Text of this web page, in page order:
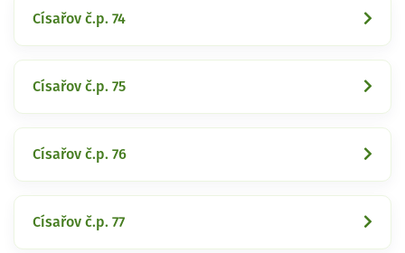
Císařov č.p. 74
Císařov č.p. 75
Císařov č.p. 76
Císařov č.p. 77